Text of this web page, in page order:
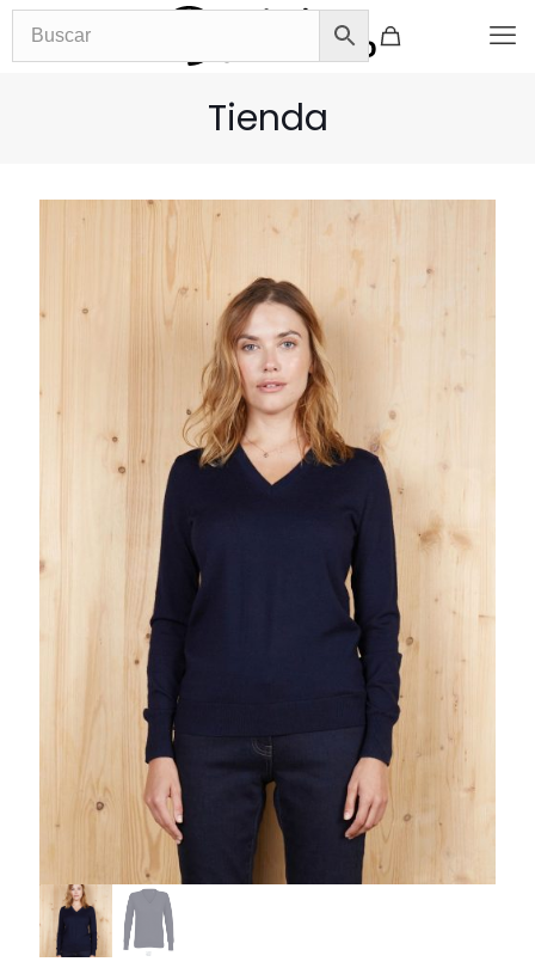
Tienda